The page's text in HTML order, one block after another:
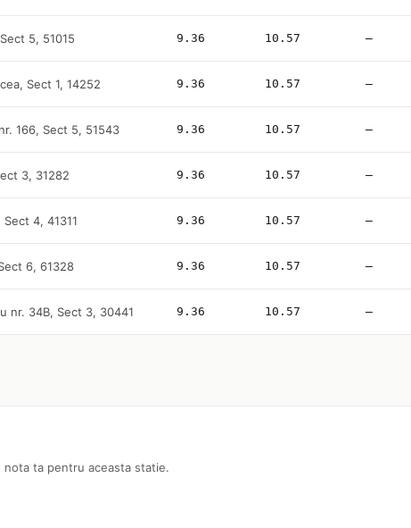
5, 51015 9.36 10.57 —
Sect 1, 14252 9.36 10.57 —
166, Sect 5, 51543 9.36 10.57 —
3, 31282 9.36 10.57 —
4, 41311 9.36 10.57 —
6, 61328 9.36 10.57 —
nr. 34B, Sect 3, 30441 9.36 10.57 —
ta pentru aceasta statie.